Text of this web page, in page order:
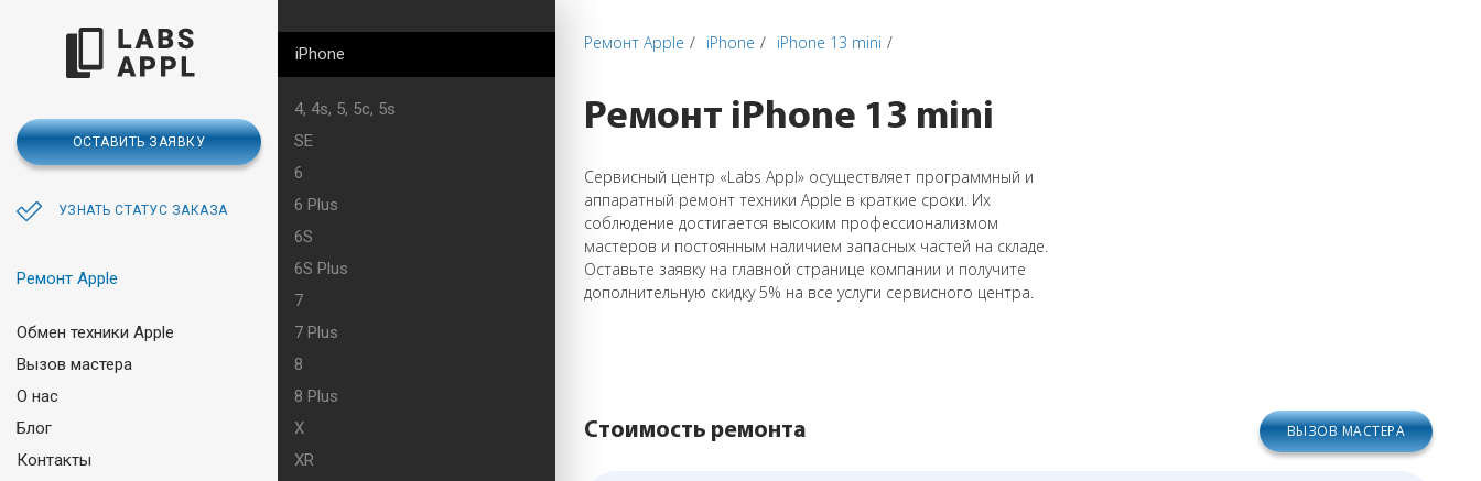
ОСТАВИТЬ ЗАЯВКУ
УЗНАТЬ СТАТУС ЗАКАЗА
Ремонт Apple
Обмен техники Apple
Вызов мастера
О нас
Блог
Контакты
iPhone
4, 4s, 5, 5c, 5s
SE
6
6 Plus
6S
6S Plus
7
7 Plus
8
8 Plus
X
XR
Ремонт Apple iPhone iPhone 13 mini
Ремонт iPhone 13 mini
Сервисный центр «Labs Appl» осуществляет программный и
аппаратный ремонт техники Apple в краткие сроки. Их
соблюдение достигается высоким профессионализмом
мастеров и постоянным наличием запасных частей на складе.
Оставьте заявку на главной странице компании и получите
дополнительную скидку 5% на все услуги сервисного центра.
Стоимость ремонта ВЫЗОВ МАСТЕРА